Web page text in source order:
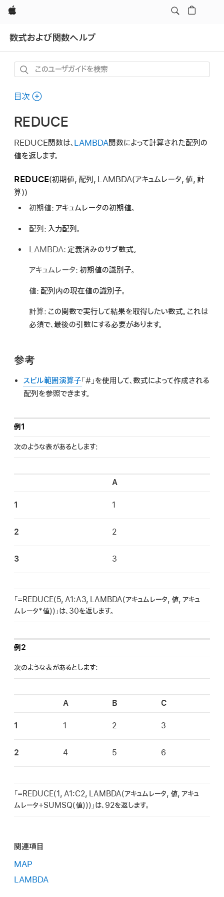
Apple
数式および関数ヘルプ
こ
ユ
ザ
イ
ド
検
索
目次
REDUCE
REDUCE関数は、 LAMBDA関数によって計算された配列の
値を返します。
REDUCE(初期値, 配列, LAMBDA(アキュムレータ, 値, 計
算))
初期値: アキュムレータの初期値。
配列: 入力配列。
LAMBDA: 定義済みのサブ数式。
アキュムレータ: 初期値の識別子。
値: 配列内の現在値の識別子。
計算: この関数で実行して結果を取得したい数式。これは
必須で、最後の引数にする必要があります。
参考
スピル範囲演算子「#」を使用して、数式によって作成される
配列を参照できます。
例1
次のような表があるとします:
A
1 1
2 2
3 3
「=REDUCE(5, A1:A3, LAMBDA(アキュムレータ, 値, アキュ
ムレータ*値))」は、30を返します。
例2
次のような表があるとします:
A B C
1 1 2 3
2 4 5 6
「=REDUCE(1, A1:C2, LAMBDA(アキュムレータ, 値, アキュ
ムレータ+SUMSQ(値)))」は、92を返します。
関連項目
MAP
LAMBDA